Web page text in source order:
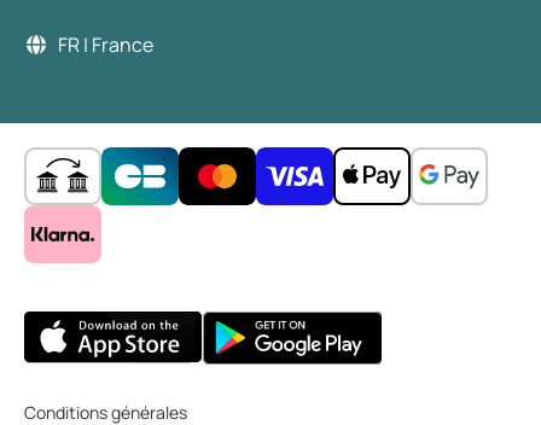
FR | France
Conditions générales